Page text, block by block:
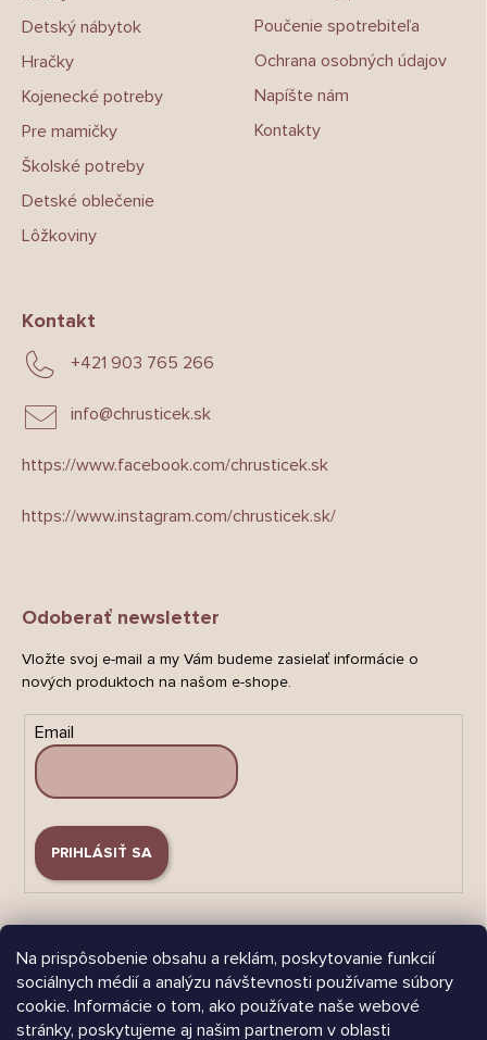
Na prispôsobenie obsahu a reklám, poskytovanie funkcií
sociálnych médií a analýzu návštevnosti používame súbory
cookie. Informácie o tom, ako používate naše webové
stránky, poskytujeme aj našim partnerom v oblasti
Detský nábytok
Hračky
Kojenecké potreby
Pre mamičky
Školské potreby
Detské oblečenie
Lôžkoviny
Poučenie spotrebiteľa
Ochrana osobných údajov
Napíšte nám
Kontakty
Kontakt
info@chrusticek.sk
+421 903 765 266
https://www.facebook.com/chrusticek.sk
https://www.instagram.com/chrusticek.sk/
Odoberať newsletter
Vložte svoj e-mail a my Vám budeme zasielať informácie o
nových produktoch na našom e-shope.
Email
PRIHLÁSIŤ SA
Árukereső.hu